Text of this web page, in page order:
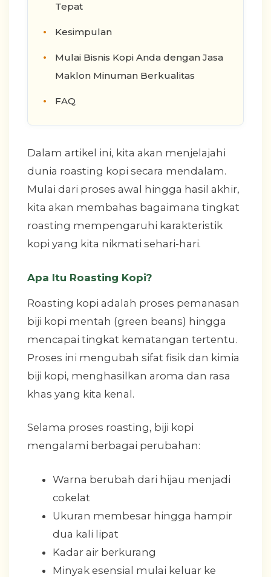
Tepat
Kesimpulan
Mulai Bisnis Kopi Anda dengan Jasa
Maklon Minuman Berkualitas
FAQ
Dalam artikel ini, kita akan menjelajahi
dunia roasting kopi secara mendalam.
Mulai dari proses awal hingga hasil akhir,
kita akan membahas bagaimana tingkat
roasting mempengaruhi karakteristik
kopi yang kita nikmati sehari-hari.
Apa Itu Roasting Kopi?
Roasting kopi adalah proses pemanasan
biji kopi mentah (green beans) hingga
mencapai tingkat kematangan tertentu.
Proses ini mengubah sifat fisik dan kimia
biji kopi, menghasilkan aroma dan rasa
khas yang kita kenal.
Selama proses roasting, biji kopi
mengalami berbagai perubahan:
Warna berubah dari hijau menjadi
cokelat
Ukuran membesar hingga hampir
dua kali lipat
Kadar air berkurang
Minyak esensial mulai keluar ke